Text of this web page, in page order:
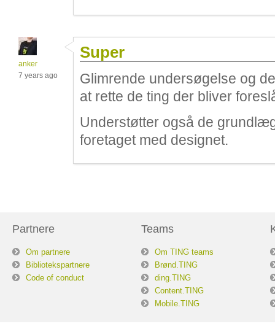
anker
7 years ago
Super
Glimrende undersøgelse og
at rette de ting der bliver
Understøtter også de
foretaget med designet.
Partnere
Om partnere
Bibliotekspartnere
Code of conduct
Teams
Om TING teams
Brønd.TING
ding.TING
Content.TING
Mobile.TING